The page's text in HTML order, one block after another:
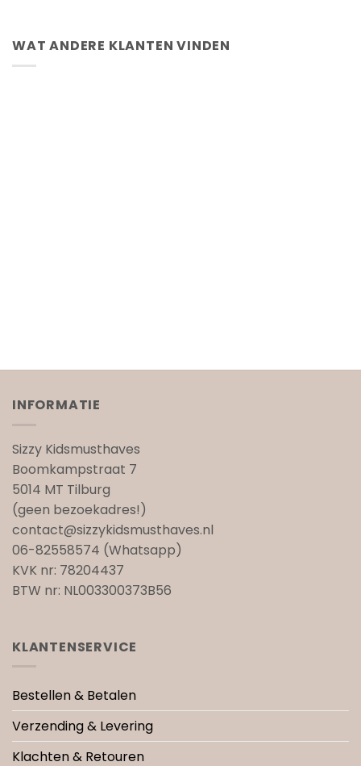
WAT ANDERE KLANTEN VINDEN
INFORMATIE
Sizzy Kidsmusthaves
Boomkampstraat 7
5014 MT Tilburg
(geen bezoekadres!)
contact@sizzykidsmusthaves.nl
06-82558574 (Whatsapp)
KVK nr: 78204437
BTW nr: NL003300373B56
KLANTENSERVICE
Bestellen & Betalen
Verzending & Levering
Klachten & Retouren